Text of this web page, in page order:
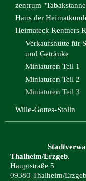
zentrum
Haus der
Heimateck Rentners
Verkaufshütte für
und Getränke
Miniaturen Teil 1
Miniaturen Teil 2
Miniaturen Teil 3
Wille-Gottes-Stolln
Thalheim/Erzgeb.
Hauptstraße 5
09380 Thalheim/